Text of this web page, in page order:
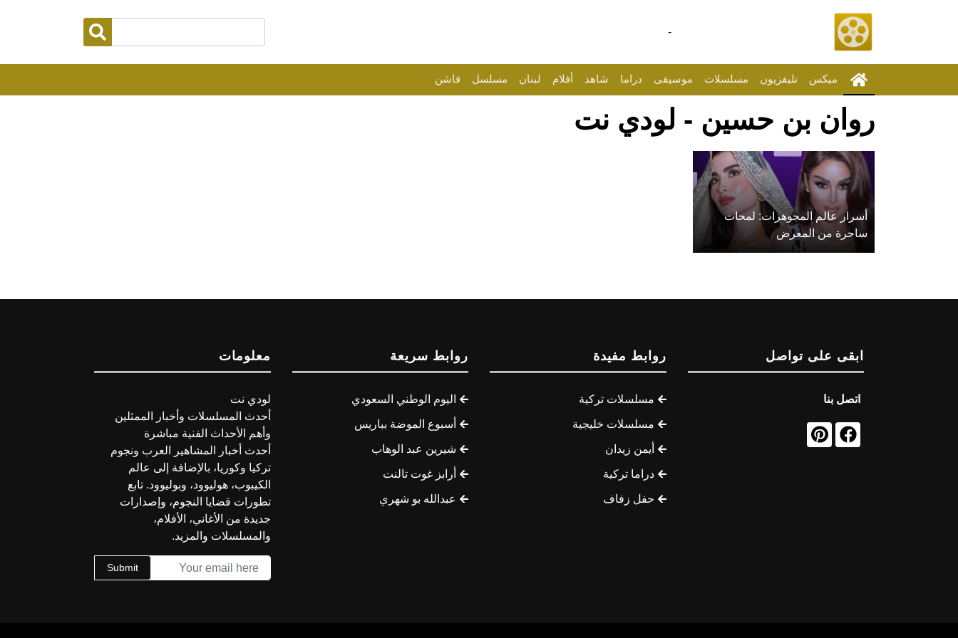
-
ميكس تليفزيون مسلسلات موسيقى دراما شاهد أفلام لبنان مسلسل فاشن
روان بن حسين - لودي نت
أسرار عالم المجوهرات: لمحات
ساحرة من المعرض
ابقى على تواصل
اتصل بنا
روابط مفيدة
مسلسلات تركية
مسلسلات خليجية
أيمن زيدان
دراما تركية
حفل زفاف
روابط سريعة
اليوم الوطني السعودي
أسبوع الموضة بباريس
شيرين عبد الوهاب
أرابز غوت تالنت
عبدالله بو شهري
معلومات
لودي نت
أحدث المسلسلات وأخبار الممثلين
وأهم الأحداث الفنية مباشرة
أحدث أخبار المشاهير العرب ونجوم
تركيا وكوريا، بالإضافة إلى عالم
الكيبوب، هوليوود، وبوليوود. تابع
تطورات قضايا النجوم، وإصدارات
جديدة من الأغاني، الأفلام،
والمسلسلات والمزيد.
Submit